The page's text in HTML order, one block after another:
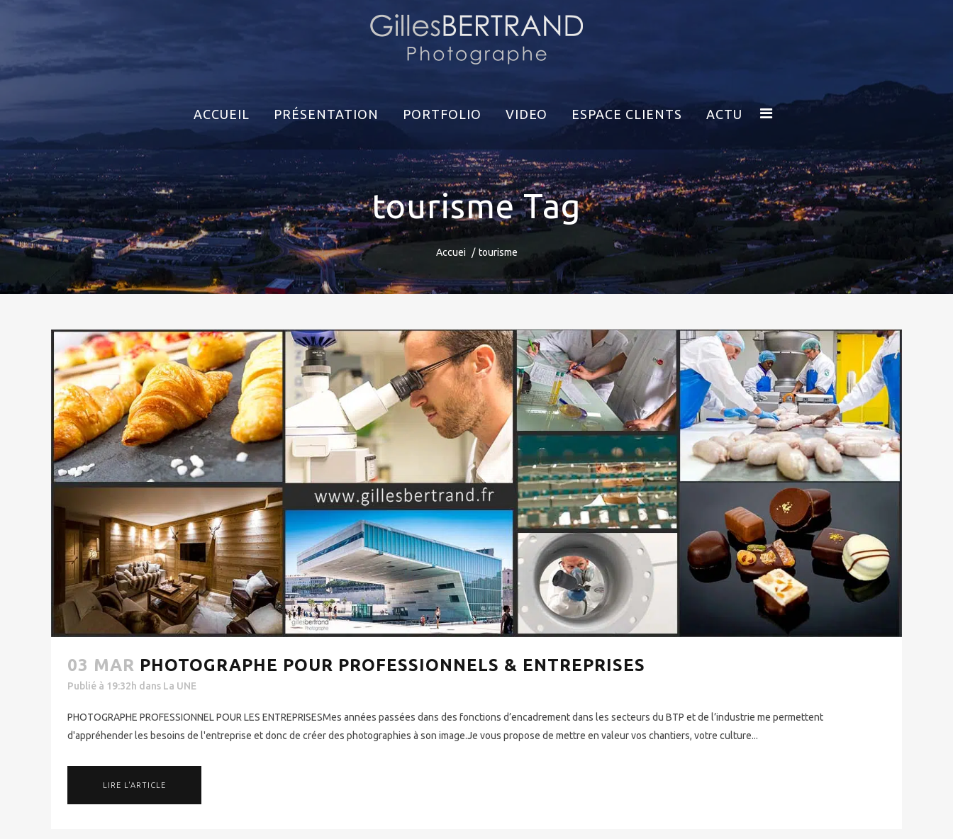
ACCUEIL PRÉSENTATION PORTFOLIO VIDEO ESPACE CLIENTS ACTU
tourisme Tag
Accuei tourisme
03 MAR PHOTOGRAPHE POUR PROFESSIONNELS & ENTREPRISES
Publié à 19:32h dans La UNE
PHOTOGRAPHE PROFESSIONNEL POUR LES ENTREPRISESMes années passées dans des fonctions d’encadrement dans les secteurs du BTP et de l’industrie me permettent
d'appréhender les besoins de l'entreprise et donc de créer des photographies à son image.Je vous propose de mettre en valeur vos chantiers, votre culture...
LIRE L'ARTICLE